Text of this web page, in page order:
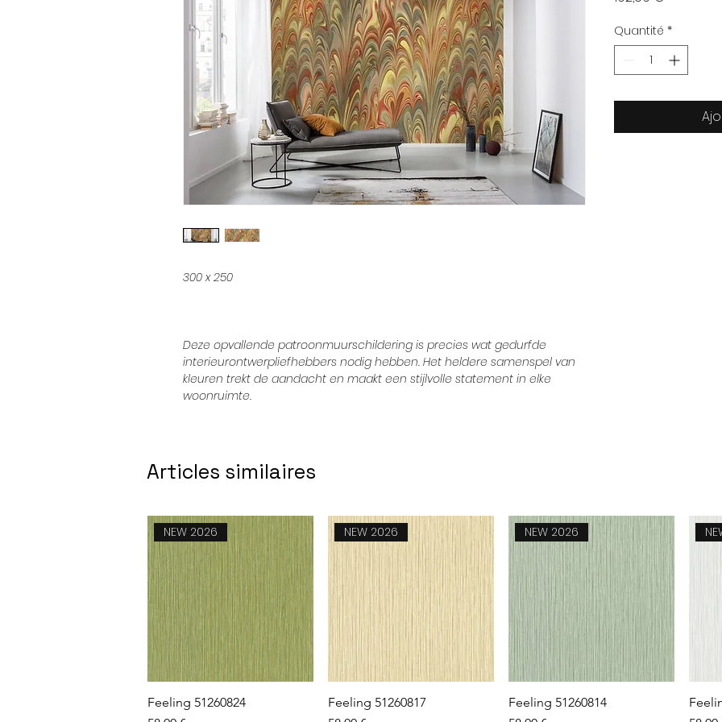
300 x 250
Deze opvallende patroonmuurschildering is precies wat gedurfde
interieurontwerpliefhebbers nodig hebben. Het heldere samenspel van
kleuren trekt de aandacht en maakt een stijlvolle statement in elke
woonruimte.
Quantité *
Articles similaires
Aperçu rapide
NEW 2026
Feeling 51260824
Aperçu rapide
NEW 2026
Feeling 51260817
Aperçu rapide
NEW 2026
Feeling 51260814